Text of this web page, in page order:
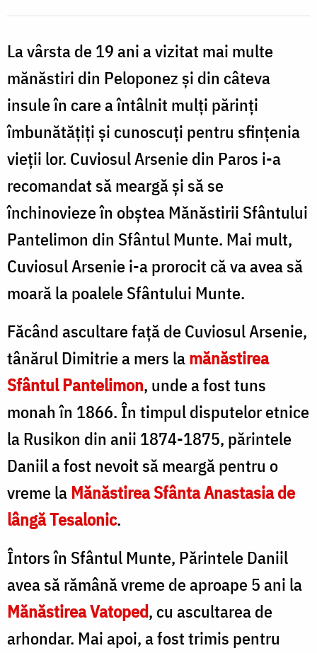
La vârsta de 19 ani a vizitat mai multe
mănăstiri din Peloponez și din câteva
insule în care a întâlnit mulți părinți
îmbunătățiți și cunoscuți pentru sfințenia
vieții lor. Cuviosul Arsenie din Paros i-a
recomandat să meargă și să se
închinovieze în obștea Mănăstirii Sfântului
Pantelimon din Sfântul Munte. Mai mult,
Cuviosul Arsenie i-a prorocit că va avea să
moară la poalele Sfântului Munte.
Făcând ascultare față de Cuviosul Arsenie,
tânărul Dimitrie a mers lamănăstirea
Sfântul Pantelimon, unde a fost tuns
monah în 1866. În timpul disputelor etnice
la Rusikon din anii 1874-1875, părintele
Daniil a fost nevoit să meargă pentru o
vreme laMănăstirea Sfânta Anastasia de
lângă Tesalonic.
Întors în Sfântul Munte, Părintele Daniil
avea să rămână vreme de aproape 5 ani la
Mănăstirea Vatoped, cu ascultarea de
arhondar. Mai apoi, a fost trimis pentru